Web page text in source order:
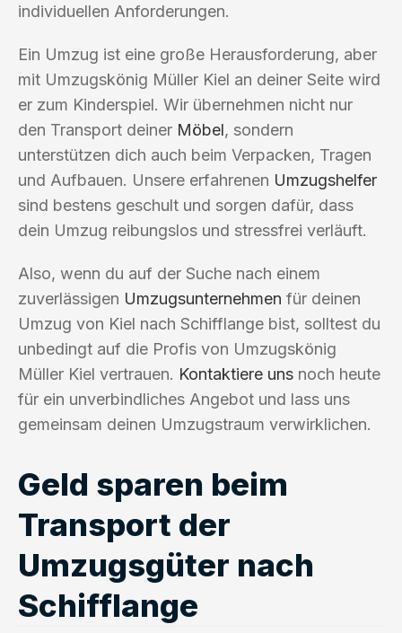
individuellen Anforderungen.
Ein Umzug ist eine große Herausforderung, aber
mit Umzugskönig Müller Kiel an deiner Seite wird
er zum Kinderspiel. Wir übernehmen nicht nur
den Transport deiner Möbel, sondern
unterstützen dich auch beim Verpacken, Tragen
und Aufbauen. Unsere erfahrenen Umzugshelfer
sind bestens geschult und sorgen dafür, dass
dein Umzug reibungslos und stressfrei verläuft.
Also, wenn du auf der Suche nach einem
zuverlässigen Umzugsunternehmen für deinen
Umzug von Kiel nach Schifflange bist, solltest du
unbedingt auf die Profis von Umzugskönig
Müller Kiel vertrauen. Kontaktiere uns noch heute
für ein unverbindliches Angebot und lass uns
gemeinsam deinen Umzugstraum verwirklichen.
Geld sparen beim
Transport der
Umzugsgüter nach
Schifflange